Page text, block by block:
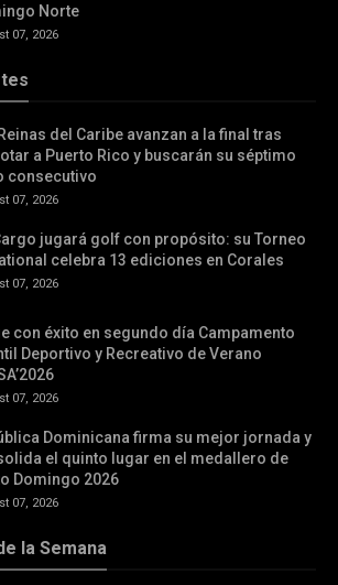
Norte
07, 2026
del Caribe avanzan a la final tras
a Puerto Rico y buscarán su séptimo
consecutivo
07, 2026
jugará golf con propósito: su Torneo
celebra 13 ediciones en Corales
07, 2026
con éxito en segundo día Campamento
Deportivo y Recreativo de Verano
07, 2026
Dominicana firma su mejor jornada y
el quinto lugar en el medallero de
Domingo 2026
07, 2026
la Semana